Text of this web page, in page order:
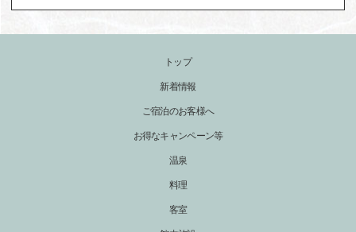
トップ
新着情報
ご宿泊のお客様へ
お得なキャンペーン等
温泉
料理
客室